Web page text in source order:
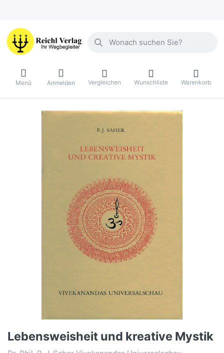
Geben Sie einen Suchbegriff ein.
Menü Anmelden Vergleichen Wunschliste Warenkorb
Lebensweisheit und kreative Mystik